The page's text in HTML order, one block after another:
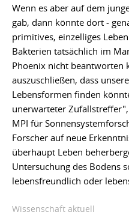
Wenn es aber auf dem
gab, dann könnte dort -
primitives, einzelliges
Bakterien tatsächlich im
Phoenix nicht beantworten
auszuschließen, dass
Lebensformen finden
unerwarteter
MPI für
Forscher auf neue
überhaupt Leben
Untersuchung des Bodens
lebensfreundlich oder
Wissenschaft aktuell